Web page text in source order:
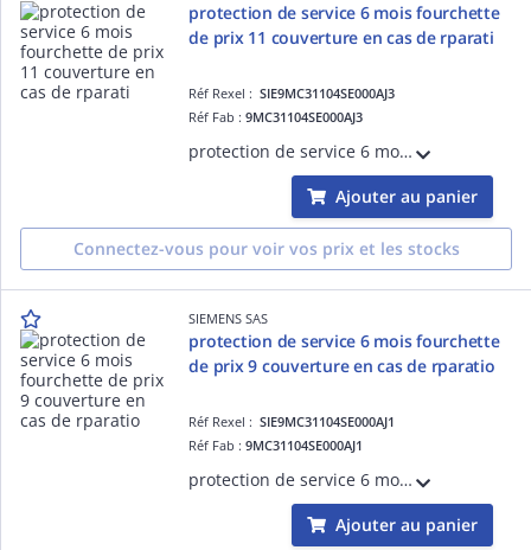
protection de service 6 mois fourchette
de prix 11 couverture en cas de rparati
Réf Rexel :SIE9MC31104SE000AJ3
Réf Fab :9MC31104SE000AJ3
protection de service 6 mois fourchette de prix 11 couverture en cas de rparation du chssis basse tension hydrorfrigr SINAMICS S120 avec une priode de prestation largie de 6 mois La protection de service 6 mois doit tre achete le j ECCN:EAR
Ajouter au panier
Connectez-vous pour voir vos prix et les stocks
SIEMENS SAS
protection de service 6 mois fourchette
de prix 9 couverture en cas de rparatio
Réf Rexel :SIE9MC31104SE000AJ1
Réf Fab :9MC31104SE000AJ1
protection de service 6 mois fourchette de prix 9 couverture en cas de rparation du chssis basse tension hydrorfrigr SINAMICS S120 avec une priode de prestation largie de 6 mois La protection de service 6 mois doit tre achete le jo ECCN:EAR
Ajouter au panier